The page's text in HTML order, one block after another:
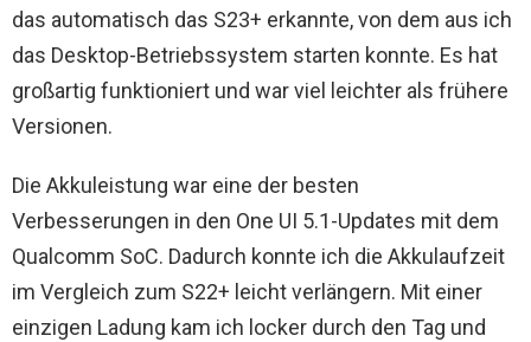
das automatisch das S23+ erkannte, von dem aus ich
das Desktop-Betriebssystem starten konnte. Es hat
großartig funktioniert und war viel leichter als frühere
Versionen.
Die Akkuleistung war eine der besten
Verbesserungen in den One UI 5.1-Updates mit dem
Qualcomm SoC. Dadurch konnte ich die Akkulaufzeit
im Vergleich zum S22+ leicht verlängern. Mit einer
einzigen Ladung kam ich locker durch den Tag und